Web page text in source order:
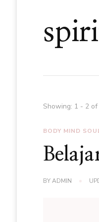
Showing: 1 - 2 of
BODY MIND
BYADMIN